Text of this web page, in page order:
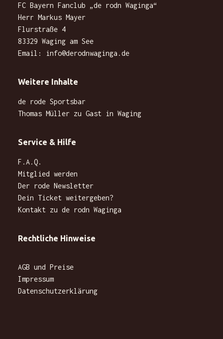
FC Bayern Fanclub „de rodn Waginga“
Herr Markus Mayer
Flurstraße 4
83329 Waging am See
Email:
info@derodnwaginga.de
Weitere Inhalte
de rode Sportsbar
Thomas Müller zu Gast in Waging
Service & Hilfe
F.A.Q.
Mitglied werden
Der rode Newsletter
Dein Ticket weitergeben?
Kontakt zu de rodn Waginga
Rechtliche Hinweise
AGB und Preise
Impressum
Datenschutzerklärung